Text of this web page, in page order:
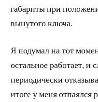
габариты при
вынутого ключа.
Я подумал на тот
остальное работает, и
периодически
итоге у меня отпаялся